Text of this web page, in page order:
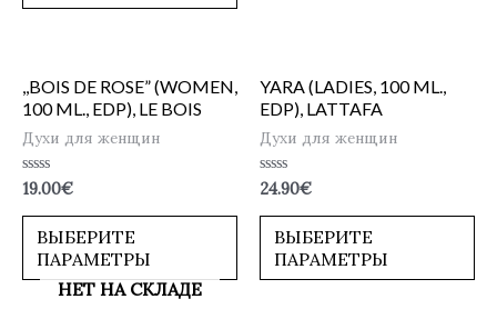
,,BOIS DE ROSE” (WOMEN,
100 ML., EDP), LE BOIS
Духи для женщин
Оценка
из
19.00€
ВЫБЕРИТЕ
ПАРАМЕТРЫ
YARA (LADIES, 100 ML.,
EDP), LATTAFA
Духи для женщин
Оценка
из
24.90€
ВЫБЕРИТЕ
ПАРАМЕТРЫ
НЕТ НА СКЛАДЕ